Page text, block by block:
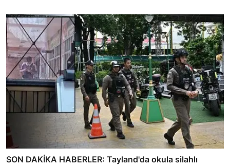
SON DAKİKA HABERLER: Tayland'da okula silahlı